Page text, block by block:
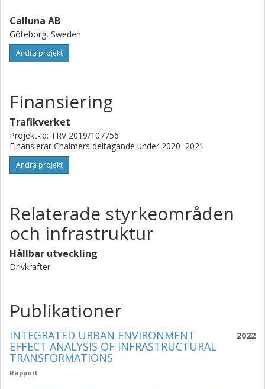
Calluna AB
Göteborg, Sweden
Andra projekt
Finansiering
Trafikverket
Projekt-id: TRV 2019/107756
Finansierar Chalmers deltagande under 2020–2021
Andra projekt
Relaterade styrkeområden
och infrastruktur
Hållbar utveckling
Drivkrafter
Publikationer
2022
INTEGRATED URBAN ENVIRONMENT
EFFECT ANALYSIS OF INFRASTRUCTURAL
TRANSFORMATIONS
Rapport